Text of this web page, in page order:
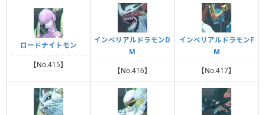
ロードナイトモン
【No.415】
インペリアルドラモンD
M
【No.416】
インペリアルドラモンF
M
【No.417】